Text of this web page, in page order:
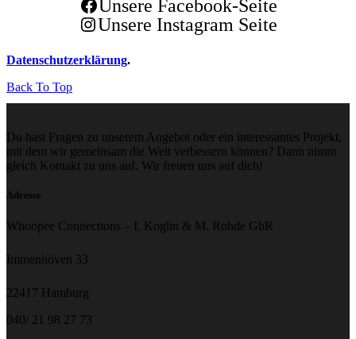
Unsere Facebook-Seite
Unsere Instagram Seite
Datenschutzerklärung.
Back To Top
Du hast Fragen zu unserem Angebot oder ein interessantes Projekt,
mit dem wir gemeinsam die Welt verbessern können? Dann nimm
gleich Kontakt zu uns auf. Wir freuen uns auf dich!
Adresse
Whoopee Connections – I. Koglin & M. Rohde GbR
Immenhöven 33
22417 Hamburg
040/ 21 98 27 73